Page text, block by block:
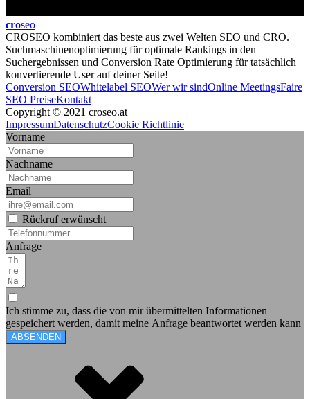
croseo
CROSEO kombiniert das beste aus zwei Welten SEO und CRO.
Suchmaschinenoptimierung für optimale Rankings in den
Suchergebnissen und Conversion Rate Optimierung für tatsächlich
konvertierende User auf deiner Seite!
Conversion SEOWhitelabel SEOWer wir sindOnline MeetingsFaire
SEO PreiseKontakt
Copyright © 2021 croseo.at
ImpressumDatenschutzCookie Richtlinie
Vorname
Nachname
Email
Rückruf erwünscht
Anfrage
Ich stimme zu, dass die von mir übermittelten Informationen
gespeichert werden, damit meine Anfrage beantwortet werden kann
ABSENDEN